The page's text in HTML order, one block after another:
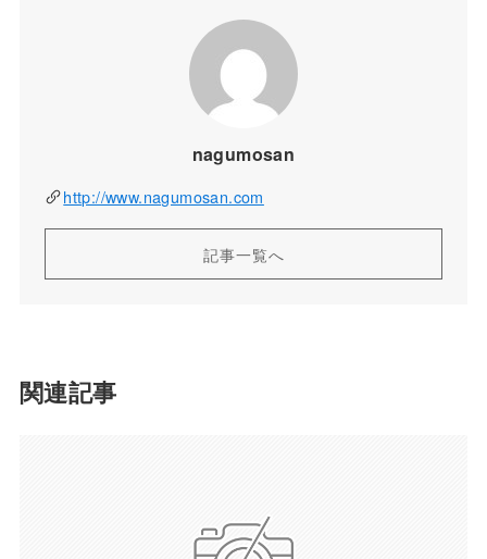
nagumosan
http://www.nagumosan.com
記事一覧へ
関連記事